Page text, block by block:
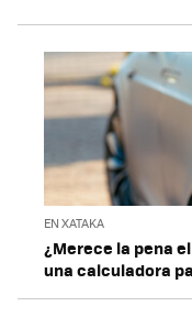
EN XATAKA
¿Merece la pena
una calculadora